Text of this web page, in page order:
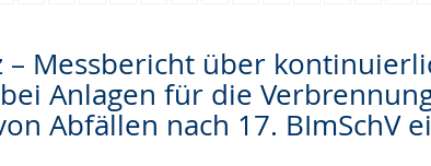
– Messbericht über
Anlagen für die
Abfällen nach 17. BImSchV